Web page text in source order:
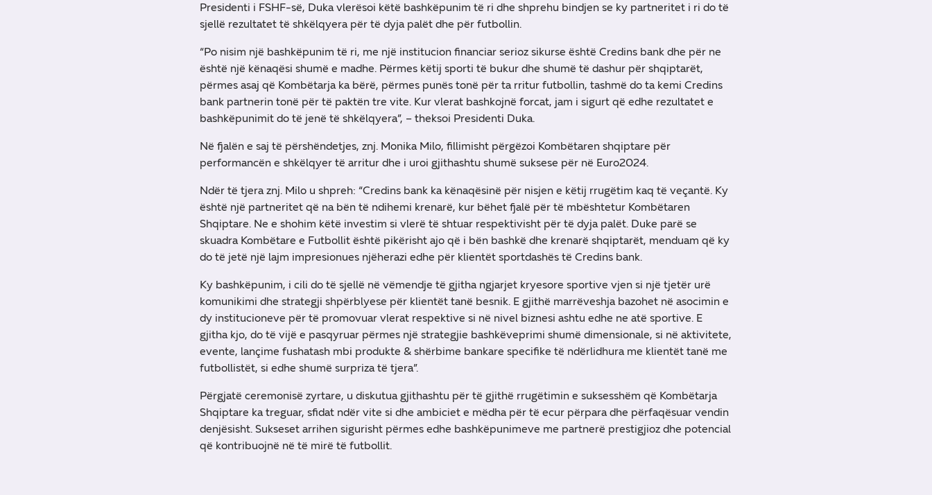
Presidenti i FSHF-së, Duka vlerësoi këtë bashkëpunim të ri dhe shprehu bindjen se ky partneritet i ri do të
sjellë rezultatet të shkëlqyera për të dyja palët dhe për futbollin.
“Po nisim një bashkëpunim të ri, me një institucion financiar serioz sikurse është Credins bank dhe për ne
është një kënaqësi shumë e madhe. Përmes këtij sporti të bukur dhe shumë të dashur për shqiptarët,
përmes asaj që Kombëtarja ka bërë, përmes punës tonë për ta rritur futbollin, tashmë do ta kemi Credins
bank partnerin tonë për të paktën tre vite. Kur vlerat bashkojnë forcat, jam i sigurt që edhe rezultatet e
bashkëpunimit do të jenë të shkëlqyera”, – theksoi Presidenti Duka.
Në fjalën e saj të përshëndetjes, znj. Monika Milo, fillimisht përgëzoi Kombëtaren shqiptare për
performancën e shkëlqyer të arritur dhe i uroi gjithashtu shumë suksese për në Euro2024.
Ndër të tjera znj. Milo u shpreh: “Credins bank ka kënaqësinë për nisjen e këtij rrugëtim kaq të veçantë. Ky
është një partneritet që na bën të ndihemi krenarë, kur bëhet fjalë për të mbështetur Kombëtaren
Shqiptare. Ne e shohim këtë investim si vlerë të shtuar respektivisht për të dyja palët. Duke parë se
skuadra Kombëtare e Futbollit është pikërisht ajo që i bën bashkë dhe krenarë shqiptarët, menduam që ky
do të jetë një lajm impresionues njëherazi edhe për klientët sportdashës të Credins bank.
Ky bashkëpunim, i cili do të sjellë në vëmendje të gjitha ngjarjet kryesore sportive vjen si një tjetër urë
komunikimi dhe strategji shpërblyese për klientët tanë besnik. E gjithë marrëveshja bazohet në asocimin e
dy institucioneve për të promovuar vlerat respektive si në nivel biznesi ashtu edhe ne atë sportive. E
gjitha kjo, do të vijë e pasqyruar përmes një strategjie bashkëveprimi shumë dimensionale, si në aktivitete,
evente, lançime fushatash mbi produkte & shërbime bankare specifike të ndërlidhura me klientët tanë me
futbollistët, si edhe shumë surpriza të tjera”.
Përgjatë ceremonisë zyrtare, u diskutua gjithashtu për të gjithë rrugëtimin e suksesshëm që Kombëtarja
Shqiptare ka treguar, sfidat ndër vite si dhe ambiciet e mëdha për të ecur përpara dhe përfaqësuar vendin
denjësisht. Sukseset arrihen sigurisht përmes edhe bashkëpunimeve me partnerë prestigjioz dhe potencial
që kontribuojnë në të mirë të futbollit.